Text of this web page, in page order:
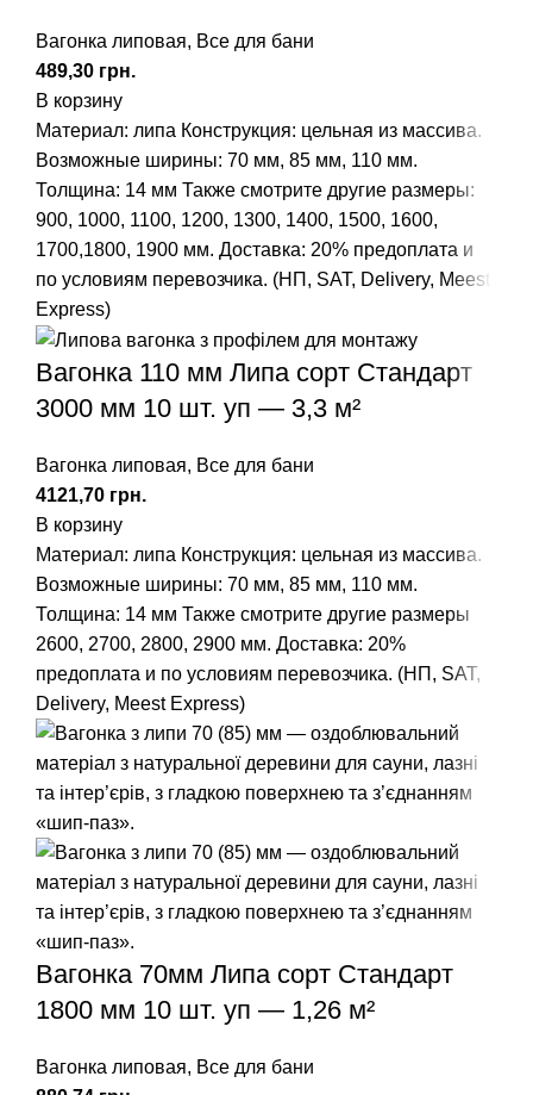
Вагонка липовая, Все для бани
грн.
В корзину
Материал: липа Конструкция: цельная из массива.
Возможные ширины: 70 мм, 85 мм, 110 мм.
Толщина: 14 мм Также смотрите другие размеры:
900, 1000, 1100, 1200, 1300, 1400, 1500, 1600,
1700,1800, 1900 мм. Доставка: 20% предоплата и
по условиям перевозчика. (НП, SAT, Delivery, Meest
Express)
Вагонка 110 мм Липа сорт Стандарт
3000 мм 10 шт. уп — 3,3 м²
Вагонка липовая, Все для бани
грн.
В корзину
Материал: липа Конструкция: цельная из массива.
Возможные ширины: 70 мм, 85 мм, 110 мм.
Толщина: 14 мм Также смотрите другие размеры
2600, 2700, 2800, 2900 мм. Доставка: 20%
предоплата и по условиям перевозчика. (НП, SAT,
Delivery, Meest Express)
Вагонка 70мм Липа сорт Стандарт
1800 мм 10 шт. уп — 1,26 м²
Вагонка липовая, Все для бани